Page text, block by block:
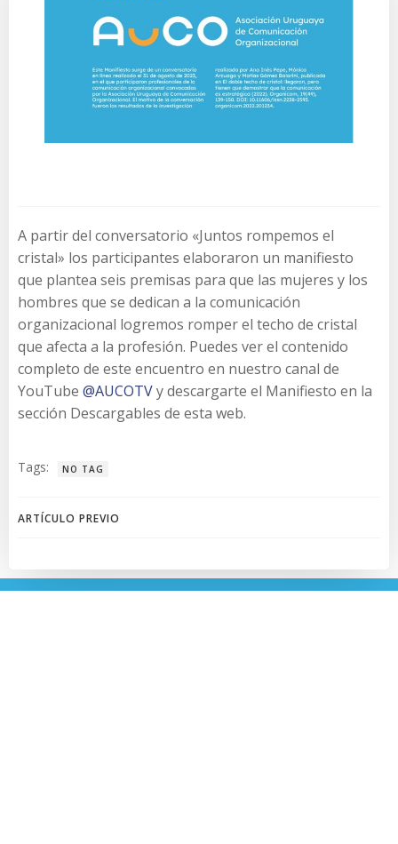
A partir del conversatorio «Juntos rompemos el
cristal» los participantes elaboraron un manifiesto
que plantea seis premisas para que las mujeres y los
hombres que se dedican a la comunicación
organizacional logremos romper el techo de cristal
que afecta a la profesión. Puedes ver el contenido
completo de este encuentro en nuestro canal de
YouTube @AUCOTVy descargarte el Manifiesto en la
sección Descargables de esta web.
Tags: NO TAG
Navegación
de
ARTÍCULO PREVIO